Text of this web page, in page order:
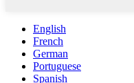
English
French
German
Portuguese
Spanish